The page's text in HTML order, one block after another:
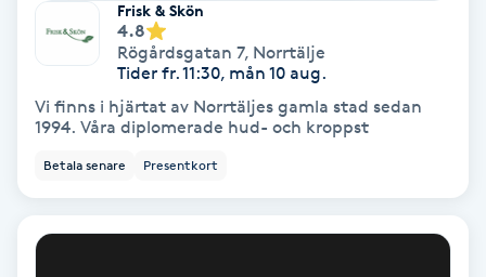
BIAB
Frisk & Skön
4.8
Rögårdsgatan 7, Norrtälje
Tider fr. 11:30, mån 10 aug.
Vi finns i hjärtat av Norrtäljes gamla stad sedan
1994. Våra diplomerade hud- och kroppst
Betala senare Presentkort